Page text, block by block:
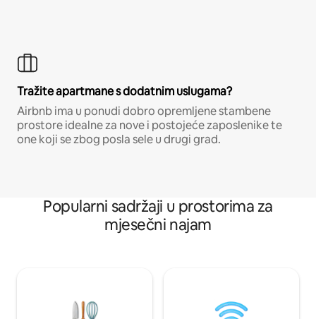
Tražite apartmane s dodatnim uslugama?
Airbnb ima u ponudi dobro opremljene stambene
prostore idealne za nove i postojeće zaposlenike te
one koji se zbog posla sele u drugi grad.
Popularni sadržaji u prostorima za
mjesečni najam